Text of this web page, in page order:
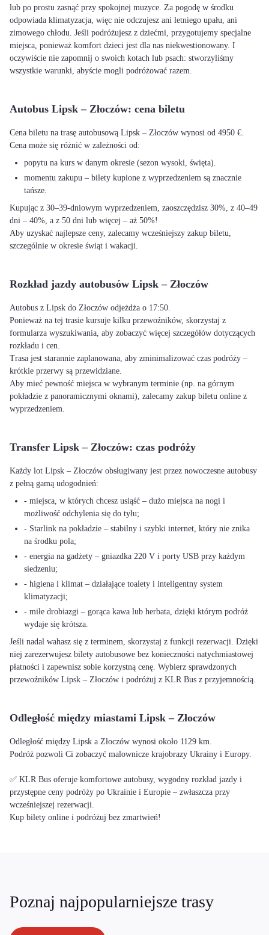
lub po prostu zasnąć przy spokojnej muzyce. Za pogodę w środku
odpowiada klimatyzacja, więc nie odczujesz ani letniego upału, ani
zimowego chłodu. Jeśli podróżujesz z dziećmi, przygotujemy specjalne
miejsca, ponieważ komfort dzieci jest dla nas niekwestionowany. I
oczywiście nie zapomnij o swoich kotach lub psach: stworzyliśmy
wszystkie warunki, abyście mogli podróżować razem.
Autobus Lipsk – Złoczów: cena biletu
Cena biletu na trasę autobusową Lipsk – Złoczów wynosi od 4950 €.
Cena może się różnić w zależności od:
popytu na kurs w danym okresie (sezon wysoki, święta).
momentu zakupu – bilety kupione z wyprzedzeniem są znacznie
tańsze.
Kupując z 30–39-dniowym wyprzedzeniem, zaoszczędzisz 30%, z 40–49
dni – 40%, a z 50 dni lub więcej – aż 50%!
Aby uzyskać najlepsze ceny, zalecamy wcześniejszy zakup biletu,
szczególnie w okresie świąt i wakacji.
Rozkład jazdy autobusów Lipsk – Złoczów
Autobus z Lipsk do Złoczów odjeżdża o 17:50.
Ponieważ na tej trasie kursuje kilku przewoźników, skorzystaj z
formularza wyszukiwania, aby zobaczyć więcej szczegółów dotyczących
rozkładu i cen.
Trasa jest starannie zaplanowana, aby zminimalizować czas podróży –
krótkie przerwy są przewidziane.
Aby mieć pewność miejsca w wybranym terminie (np. na górnym
pokładzie z panoramicznymi oknami), zalecamy zakup biletu online z
wyprzedzeniem.
Transfer Lipsk – Złoczów: czas podróży
Każdy lot Lipsk – Złoczów obsługiwany jest przez nowoczesne autobusy
z pełną gamą udogodnień:
- miejsca, w których chcesz usiąść – dużo miejsca na nogi i
możliwość odchylenia się do tyłu;
- Starlink na pokładzie – stabilny i szybki internet, który nie znika
na środku pola;
- energia na gadżety – gniazdka 220 V i porty USB przy każdym
siedzeniu;
- higiena i klimat – działające toalety i inteligentny system
klimatyzacji;
- miłe drobiazgi – gorąca kawa lub herbata, dzięki którym podróż
wydaje się krótsza.
Jeśli nadal wahasz się z terminem, skorzystaj z funkcji rezerwacji. Dzięki
niej zarezerwujesz bilety autobusowe bez konieczności natychmiastowej
płatności i zapewnisz sobie korzystną cenę. Wybierz sprawdzonych
przewoźników Lipsk – Złoczów i podróżuj z KLR Bus z przyjemnością.
Odległość między miastami Lipsk – Złoczów
Odległość między Lipsk a Złoczów wynosi około 1129 km.
Podróż pozwoli Ci zobaczyć malownicze krajobrazy Ukrainy i Europy.
✅ KLR Bus oferuje komfortowe autobusy, wygodny rozkład jazdy i
przystępne ceny podróży po Ukrainie i Europie – zwłaszcza przy
wcześniejszej rezerwacji.
Kup bilety online i podróżuj bez zmartwień!
Poznaj najpopularniejsze trasy